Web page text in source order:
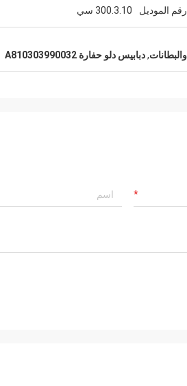
رقم الموديل 300.3.10 سي
,دبابيس دلو حفارة A810303990032